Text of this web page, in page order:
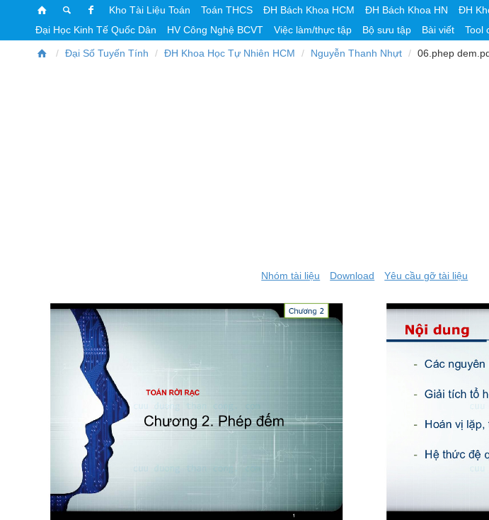
Kho Tài Liệu Toán Toán THCS ĐH Bách Khoa HCM ĐH Bách Khoa HN ĐH
Đại Học Kinh Tế Quốc Dân
HV Công Nghệ BCVT Việc làm/thực tập Bộ sưu tập Bài viết Tool
Đại Số Tuyến Tính ĐH Khoa Học Tự Nhiên HCM Nguyễn Thanh Nhựt 06.phep
Nhóm tài liệu Download Yêu cầu gỡ tài liệu